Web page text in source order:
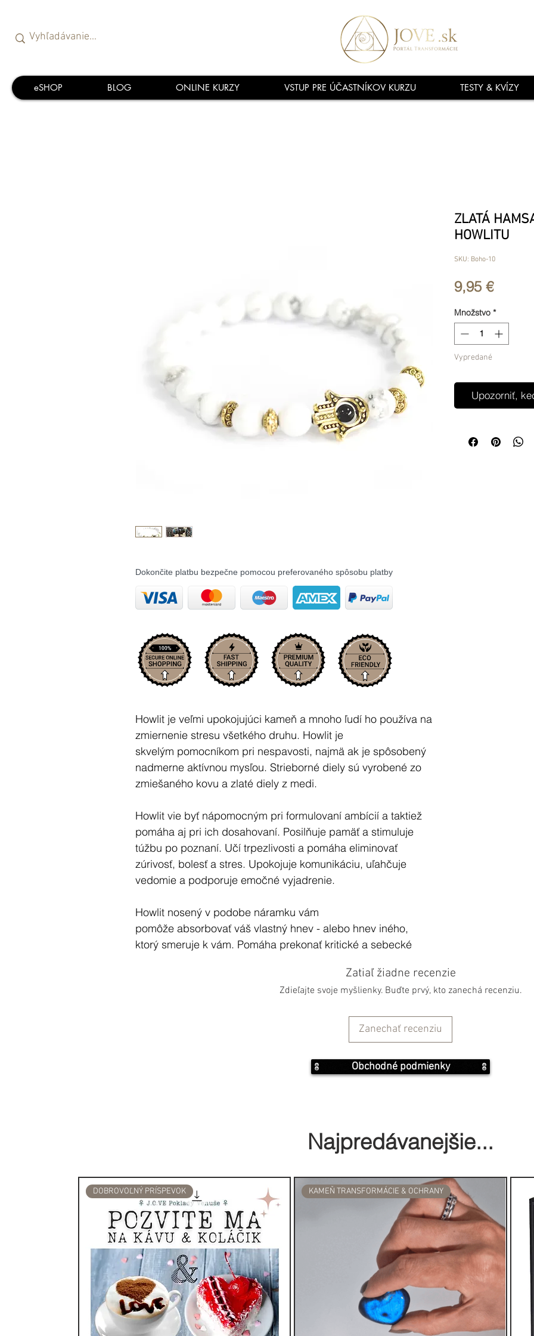
eSHOP BLOG ONLINE KURZY VSTUP PRE ÚČASTNÍKOV KURZU TESTY & KVÍZY
Dokončite platbu bezpečne pomocou preferovaného spôsobu platby
Howlit je veľmi upokojujúci kameň a mnoho ľudí ho používa na
zmiernenie stresu všetkého druhu. Howlit je
skvelým pomocníkom pri nespavosti, najmä ak je spôsobený
nadmerne aktívnou mysľou. Strieborné diely sú vyrobené zo
zmiešaného kovu a zlaté diely z medi.
Howlit vie byť nápomocným pri formulovaní ambícií a taktiež
pomáha aj pri ich dosahovaní. Posilňuje pamäť a stimuluje
túžbu po poznaní. Učí trpezlivosti a pomáha eliminovať
zúrivosť, bolesť a stres. Upokojuje komunikáciu, uľahčuje
vedomie a podporuje emočné vyjadrenie.
Howlit nosený v podobe náramku vám
pomôže absorbovať váš vlastný hnev - alebo hnev iného,
ktorý smeruje k vám. Pomáha prekonať kritické a sebecké
Náramky z BOHO KOLEKCIE sú unisex, teda vhodné ako pre
Talentovaný dizajnér, ktorý túto kolekciu navrhol, začlenil v
tejto kolekcii prvky ako východnej, tak aj západnej kultúry,
Nerobte si starosti s veľkosťou náramkov - jedna veľkosť
padne takmer všetkým, vďaka pevnej, elastickej gumičke
Perfektný darček pre každú príležitosť... alebo jednoducho k
vlastnému potešeniu.
Ak sa chcete dozvedieť viac o vlastnostiach jednotlivých
kameňov, navštívte našu sekciu
VLASTNOSTI KAMEŇOV >>
SPIRITUÁLNY VÝZNAM POSVÄTNÉHO SYMBOLU HAMSA
Symbol Hamsa má hlboký duchovný význam. Hamsa, známa
aj ako ruka Fatimy alebo ruka Miriam, je symbolom, ktorý
ZLATÁ
HOWLITU
SKU: Boho-10
9,95 €Price
Množstvo *
Vypredané
Upozorniť,
Zatiaľ žiadne recenzie
Zdieľajte svoje myšlienky. Buďte prvý, kto zanechá recenziu.
Zanechať recenziu
Obchodné podmienky
Najpredávanejšie...
DOBROVOĽNÝ PRÍSPEVOK KAMEŇ TRANSFORMÁCIE & OCHRANY